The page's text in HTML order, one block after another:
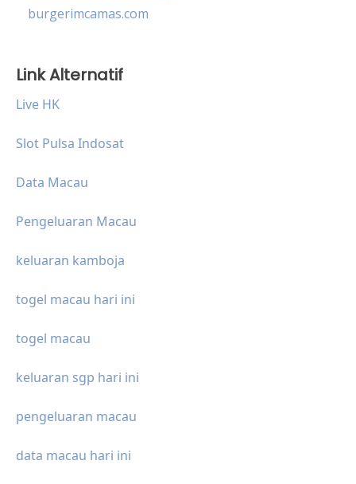
burgerimcamas.com
Link Alternatif
Live HK
Slot Pulsa Indosat
Data Macau
Pengeluaran Macau
keluaran kamboja
togel macau hari ini
togel macau
keluaran sgp hari ini
pengeluaran macau
data macau hari ini